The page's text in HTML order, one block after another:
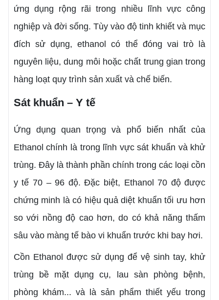
ứng dụng rộng rãi trong nhiều lĩnh vực công
nghiệp và đời sống. Tùy vào độ tinh khiết và mục
đích sử dụng, ethanol có thể đóng vai trò là
nguyên liệu, dung môi hoặc chất trung gian trong
hàng loạt quy trình sản xuất và chế biến.
Sát khuẩn – Y tế
Ứng dụng quan trọng và phổ biến nhất của
Ethanol chính là trong lĩnh vực sát khuẩn và khử
trùng. Đây là thành phần chính trong các loại cồn
y tế 70 – 96 độ. Đặc biệt, Ethanol 70 độ được
chứng minh là có hiệu quả diệt khuẩn tối ưu hơn
so với nồng độ cao hơn, do có khả năng thấm
sâu vào màng tế bào vi khuẩn trước khi bay hơi.
Cồn Ethanol được sử dụng để vệ sinh tay, khử
trùng bề mặt dụng cụ, lau sàn phòng bệnh,
phòng khám... và là sản phẩm thiết yếu trong